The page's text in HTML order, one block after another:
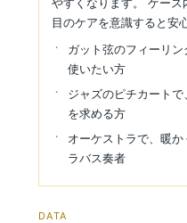
目のケアを意識すると安
ガット弦のフィーリ
使いたい方
ジャズのピチカート
を求める方
オーケストラで、暖
ラバス奏者
DATA